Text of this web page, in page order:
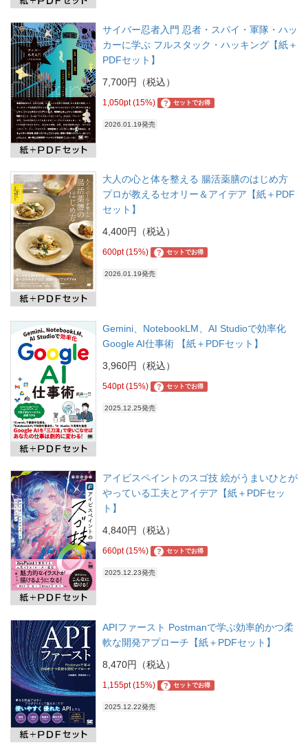
サイバー忍者入門 忍者・スパイ・軍隊・ハッ
カーに学ぶ フルスタック・ハッキング【紙＋
PDFセット】
7,700円（税込）
1,050pt (15%) ? セットでお得
2026.01.19発売
大人の心と体を整える 腸活薬膳のはじめ方
プロが教えるセオリー＆アイデア【紙＋PDF
セット】
4,400円（税込）
600pt (15%) ? セットでお得
2026.01.19発売
Gemini、NotebookLM、AI Studioで効率化
Google AI仕事術 【紙＋PDFセット】
3,960円（税込）
540pt (15%) ? セットでお得
2025.12.25発売
アイビスペイントのスゴ技 絵がうまいひとが
やっている工夫とアイデア【紙＋PDFセッ
ト】
4,840円（税込）
660pt (15%) ? セットでお得
2025.12.23発売
APIファースト Postmanで学ぶ効率的かつ柔
軟な開発アプローチ【紙＋PDFセット】
8,470円（税込）
1,155pt (15%) ? セットでお得
2025.12.22発売